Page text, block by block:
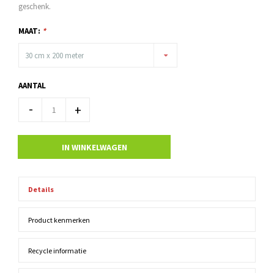
geschenk.
MAAT: *
30 cm x 200 meter
AANTAL
- +
IN WINKELWAGEN
Details
Product kenmerken
Recycle informatie